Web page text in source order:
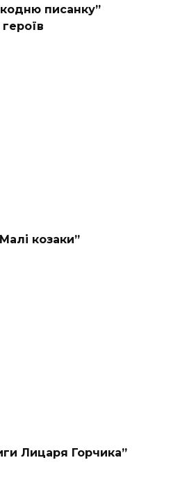
писанку”
козаки”
Лицаря Горчика”